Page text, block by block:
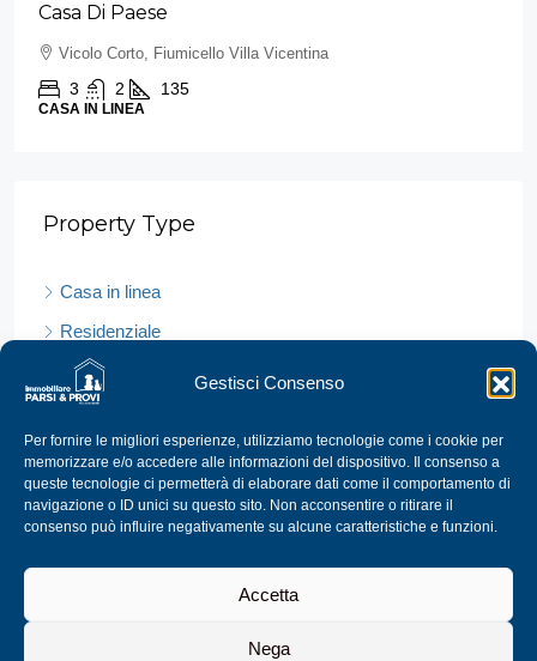
Gestisci Consenso
Per fornire le migliori esperienze, utilizziamo tecnologie come i cookie per
memorizzare e/o accedere alle informazioni del dispositivo. Il consenso a
queste tecnologie ci permetterà di elaborare dati come il comportamento di
navigazione o ID unici su questo sito. Non acconsentire o ritirare il
consenso può influire negativamente su alcune caratteristiche e funzioni.
Accetta
Nega
Casa Di Paese
Vicolo Corto, Fiumicello Villa Vicentina
3 2 135
CASA IN LINEA
Property Type
Casa in linea
Residenziale
Villa
Cities